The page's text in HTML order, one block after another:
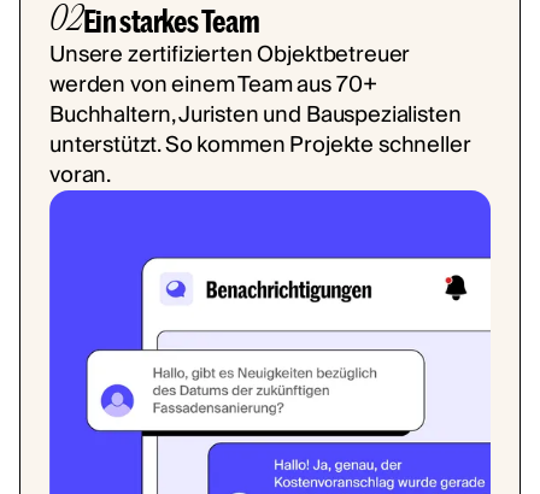
02Ein starkes Team
Unsere zertifizierten Objektbetreuer
werden von einem Team aus 70+
Buchhaltern, Juristen und Bauspezialisten
unterstützt. So kommen Projekte schneller
voran.